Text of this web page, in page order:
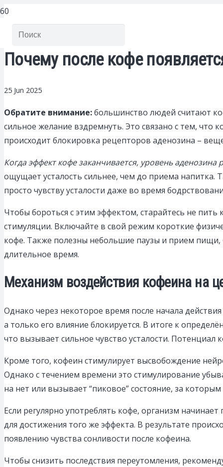
Почему после кофе
25 Jun 2025
Обратите внимание:большинство людей считают
сильное желание вздремнуть. Это связано с тем,
происходит блокировка рецепторов аденозина –
Когда эффект кофе заканчивается, уровень
ощущает усталость сильнее, чем до приема напитка.
просто чувству усталости даже во время
Чтобы бороться с этим эффектом, старайтесь не
стимуляции. Включайте в свой режим короткие
кофе. Также полезны небольшие паузы и прием пищи,
длительное время.
Механизм воздействия кофеина на
Однако через некоторое время после начала
а только его влияние блокируется. В итоге к
что вызывает сильное чувство усталости. Потенциал
Кроме того, кофеин стимулирует высвобождение
Однако с течением времени это стимулирование
на нет или вызывает “пиковое” состояние, за
Если регулярно употреблять кофе, организм
для достижения того же эффекта. В результате
появлению чувства сонливости после кофеина.
Чтобы снизить последствия переутомления,